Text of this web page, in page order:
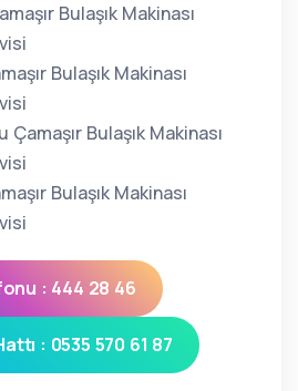
Bulaşık Makinası
Bulaşık Makinası
Çamaşır Bulaşık Makinası
Bulaşık Makinası
: 444 28 46
: 0535 570 61 87